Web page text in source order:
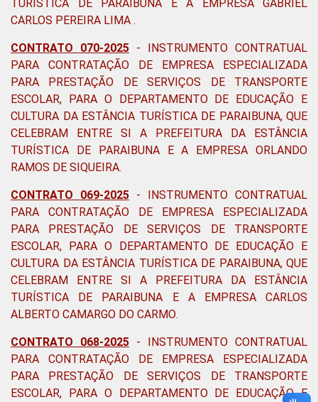
TURÍSTICA DE PARAIBUNA E A EMPRESA GABRIEL
CARLOS PEREIRA LIMA .
CONTRATO 070-2025 - INSTRUMENTO CONTRATUAL
PARA CONTRATAÇÃO DE EMPRESA ESPECIALIZADA
PARA PRESTAÇÃO DE SERVIÇOS DE TRANSPORTE
ESCOLAR, PARA O DEPARTAMENTO DE EDUCAÇÃO E
CULTURA DA ESTÂNCIA TURÍSTICA DE PARAIBUNA, QUE
CELEBRAM ENTRE SI A PREFEITURA DA ESTÂNCIA
TURÍSTICA DE PARAIBUNA E A EMPRESA ORLANDO
RAMOS DE SIQUEIRA.
CONTRATO 069-2025 - INSTRUMENTO CONTRATUAL
PARA CONTRATAÇÃO DE EMPRESA ESPECIALIZADA
PARA PRESTAÇÃO DE SERVIÇOS DE TRANSPORTE
ESCOLAR, PARA O DEPARTAMENTO DE EDUCAÇÃO E
CULTURA DA ESTÂNCIA TURÍSTICA DE PARAIBUNA, QUE
CELEBRAM ENTRE SI A PREFEITURA DA ESTÂNCIA
TURÍSTICA DE PARAIBUNA E A EMPRESA CARLOS
ALBERTO CAMARGO DO CARMO.
CONTRATO 068-2025 - INSTRUMENTO CONTRATUAL
PARA CONTRATAÇÃO DE EMPRESA ESPECIALIZADA
PARA PRESTAÇÃO DE SERVIÇOS DE TRANSPORTE
ESCOLAR, PARA O DEPARTAMENTO DE EDUCAÇÃO E